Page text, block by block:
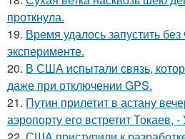
проткнула.
19. Время удалось запустить
эксперименте.
20. В США испытали связь,
даже при отключении GPS.
21. Путин прилетит в астану
аэропорту его встретит Токаев,